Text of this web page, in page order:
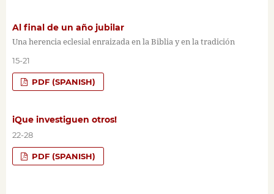
Al final de un año jubilar
Una herencia eclesial enraizada en la Biblia y en la tradición
15-21
PDF (SPANISH)
iQue investiguen otros!
22-28
PDF (SPANISH)